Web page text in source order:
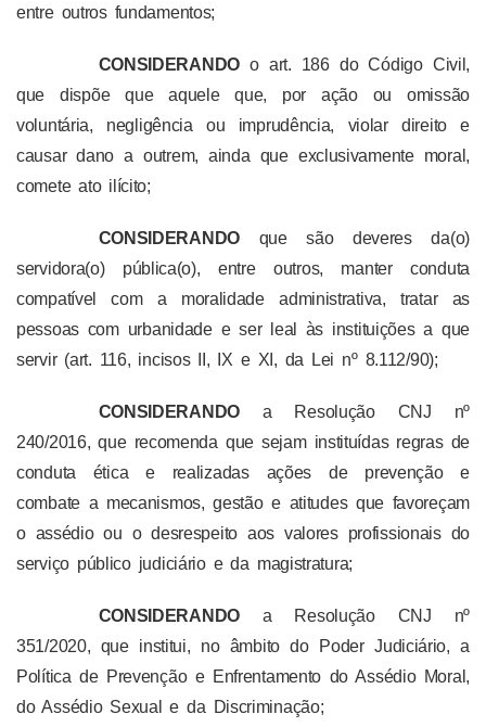
entre outros fundamentos;
CONSIDERANDOo art. 186 do Código Civil,
que dispõe que aquele que, por ação ou omissão
voluntária, negligência ou imprudência, violar direito e
causar dano a outrem, ainda que exclusivamente moral,
comete ato ilícito;
CONSIDERANDO que são deveres da(o)
servidora(o) pública(o), entre outros, manter conduta
compatível com a moralidade administrativa, tratar as
pessoas com urbanidade e ser leal às instituições a que
servir (art. 116, incisos II, IX e XI, da Lei nº 8.112/90);
CONSIDERANDO a Resolução CNJ nº
240/2016, que recomenda que sejam instituídas regras de
conduta ética e realizadas ações de prevenção e
combate a mecanismos, gestão e atitudes que favoreçam
o assédio ou o desrespeito aos valores profissionais do
serviço público judiciário e da magistratura;
CONSIDERANDO a Resolução CNJ nº
351/2020, que institui, no âmbito do Poder Judiciário, a
Política de Prevenção e Enfrentamento do Assédio Moral,
do Assédio Sexual e da Discriminação;